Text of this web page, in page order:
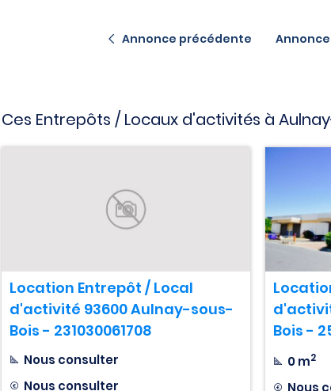
Annonce précédente
Ces Entrepôts / Locaux d'activités à
Location Entrepôt / Local
d'activité 93600 Aulnay-sous-
Bois - 231030061708
Nous consulter
Nous consulter
Bois -
0 m2
Nous